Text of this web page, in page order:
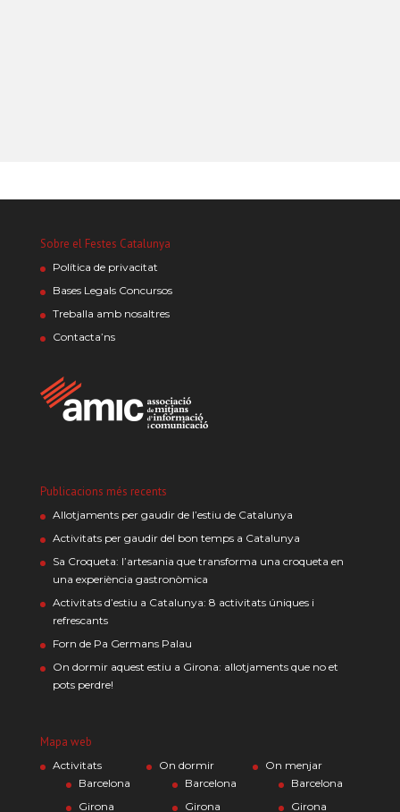
Sobre el Festes Catalunya
Política de privacitat
Bases Legals Concursos
Treballa amb nosaltres
Contacta’ns
Publicacions més recents
Allotjaments per gaudir de l’estiu de Catalunya
Activitats per gaudir del bon temps a Catalunya
Sa Croqueta: l’artesania que transforma una croqueta en
una experiència gastronòmica
Activitats d’estiu a Catalunya: 8 activitats úniques i
refrescants
Forn de Pa Germans Palau
On dormir aquest estiu a Girona: allotjaments que no et
pots perdre!
Mapa web
Activitats
Barcelona
Girona
On dormir
Barcelona
Girona
On menjar
Barcelona
Girona